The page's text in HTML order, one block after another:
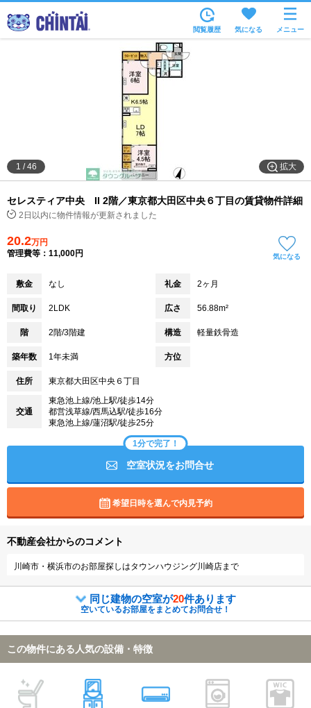
沿線・駅から
住所から
家賃相場から
物件特集から
不動産会社から
TOP
閲覧履歴 気になる メニュー
拡大
1 /46
セレスティア中央 II 2階／東京都大田区中央６丁目の賃貸物件詳細
2日以内に物件情報が更新されました
20.2万円
管理費等：11,000円
気になる
敷金 なし 礼金 2ヶ月
間取り 2LDK 広さ 56.88m²
階 2階/3階建 構造 軽量鉄骨造
築年数 1年未満 方位
住所 東京都大田区中央６丁目
交通
東急池上線/池上駅/徒歩14分
都営浅草線/西馬込駅/徒歩16分
東急池上線/蓮沼駅/徒歩25分
1分で完了！
空室状況をお問合せ
希望日時を選んで内見予約
不動産会社からのコメント
川崎市・横浜市のお部屋探しはタウンハウジング川崎店まで
同じ建物の空室が20件あります
空いているお部屋をまとめてお問合せ！
この物件にある人気の設備・特徴